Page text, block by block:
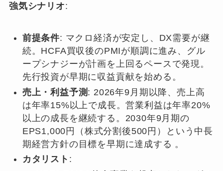
強気シナリオ:
前提条件: マクロ経済が安定し、DX需要が継
続。HCFA買収後のPMIが順調に進み、グル
ープシナジーが計画を上回るペースで発現。
先行投資が早期に収益貢献を始める。
売上・利益予測 : 2026年9月期以降、売上高
は年率15%以上で成長。営業利益は年率20%
以上の成長を継続する。2030年9月期の
EPS1,000円（株式分割後500円）という中長
期経営方針の目標を早期に達成する 。
カタリスト :